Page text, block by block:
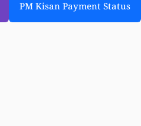
PM Kisan Payment Status